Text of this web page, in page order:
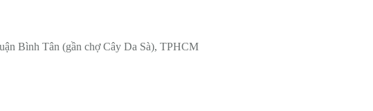
Bình Tân (gần chợ Cây Da Sà), TPHCM